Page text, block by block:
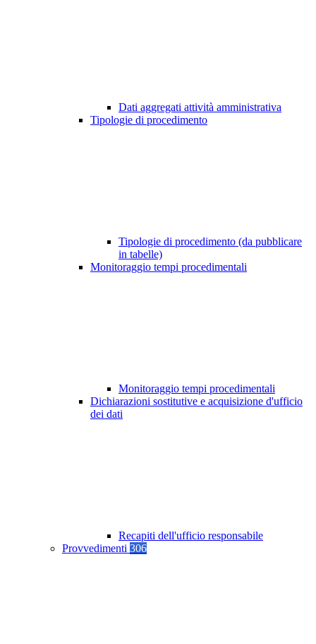
Dati aggregati attività amministrativa
Tipologie di procedimento
Tipologie di procedimento (da pubblicare
in tabelle)
Monitoraggio tempi procedimentali
Monitoraggio tempi procedimentali
Dichiarazioni sostitutive e acquisizione d'ufficio
dei dati
Recapiti dell'ufficio responsabile
Provvedimenti 306